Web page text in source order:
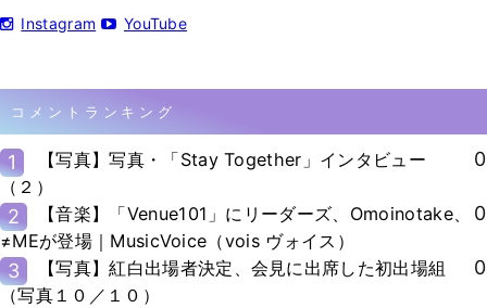
Instagram YouTube
コメントランキング
1
【写真】写真・「Stay Together」インタビュー
（２）
0
2
【音楽】「Venue101」にリーダーズ、Omoinotake、
≠MEが登場｜MusicVoice（vois ヴォイス）
0
3
【写真】紅白出場者決定、会見に出席した初出場組
（写真１０／１０）
0